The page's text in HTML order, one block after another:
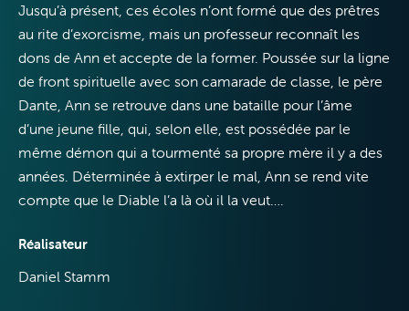
VOO &
Orange
Jusqu’à présent, ces écoles n’ont formé que des prêtres
au rite d’exorcisme, mais un professeur reconnaît les
dons de Ann et accepte de la former. Poussée sur la ligne
de front spirituelle avec son camarade de classe, le père
Dante, Ann se retrouve dans une bataille pour l’âme
d’une jeune fille, qui, selon elle, est possédée par le
même démon qui a tourmenté sa propre mère il y a des
années. Déterminée à extirper le mal, Ann se rend vite
compte que le Diable l’a là où il la veut….
Réalisateur
Daniel Stamm